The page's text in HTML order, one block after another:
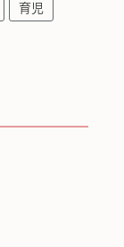
育児